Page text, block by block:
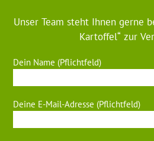
Unser Team steht Ihnen gerne
Kartoffel“ zur
Dein Name (Pflichtfeld)
Bitte lasse dieses Feld leer.
Deine E-Mail-Adresse (Pflichtfeld)